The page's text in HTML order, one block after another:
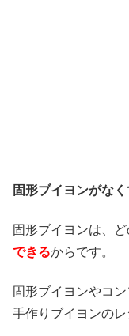
固形ブイヨンがな
固形ブイヨンは、
できるからです。
固形ブイヨンやコン
手作りブイヨンの